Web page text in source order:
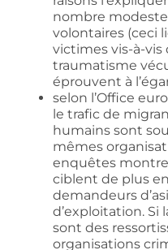
nombre
volontaires (ceci
victimes vis-à-vis
traumatisme
éprouvent à
selon l’Office
le trafic de
humains sont
mêmes
enquêtes
ciblent de plus
demandeurs
d’exploitation. Si
sont des
organisations